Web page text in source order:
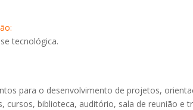
tecnológica.
para o desenvolvimento de projetos,
cursos, biblioteca, auditório, sala de reunião